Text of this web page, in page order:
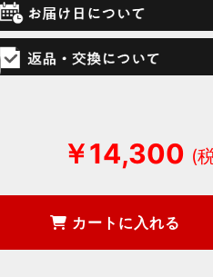
￥14,300
カートに入れる